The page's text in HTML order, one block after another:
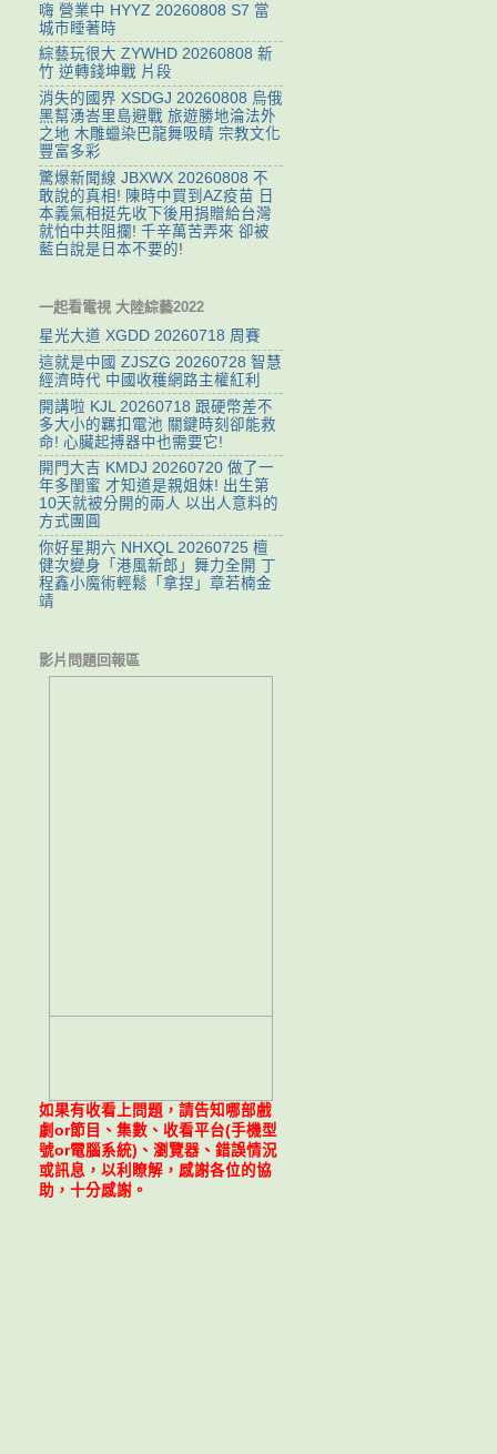
嗨 營業中 HYYZ 20260808 S7 當
城市睡著時
綜藝玩很大 ZYWHD 20260808 新
竹 逆轉錢坤戰 片段
消失的國界 XSDGJ 20260808 烏俄
黑幫湧峇里島避戰 旅遊勝地淪法外
之地 木雕蠟染巴龍舞吸睛 宗教文化
豐富多彩
驚爆新聞線 JBXWX 20260808 不
敢說的真相! 陳時中買到AZ疫苗 日
本義氣相挺先收下後用捐贈給台灣
就怕中共阻攔! 千辛萬苦弄來 卻被
藍白說是日本不要的!
一起看電視 大陸綜藝2022
星光大道 XGDD 20260718 周賽
這就是中國 ZJSZG 20260728 智慧
經濟時代 中國收穫網路主權紅利
開講啦 KJL 20260718 跟硬幣差不
多大小的羈扣電池 關鍵時刻卻能救
命! 心臟起搏器中也需要它!
開門大吉 KMDJ 20260720 做了一
年多閨蜜 才知道是親姐妹! 出生第
10天就被分開的兩人 以出人意料的
方式團圓
你好星期六 NHXQL 20260725 檀
健次變身「港風新郎」舞力全開 丁
程鑫小魔術輕鬆「拿捏」章若楠金
靖
影片問題回報區
如果有收看上問題，請告知哪部戲
劇or節目、集數、收看平台(手機型
號or電腦系統)、瀏覽器、錯誤情況
或訊息，以利瞭解，感謝各位的協
助，十分感謝。